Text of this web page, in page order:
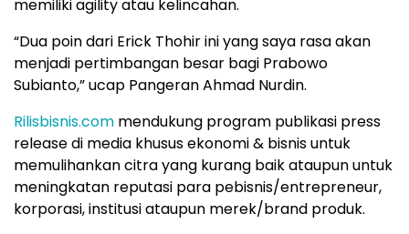
memiliki agility atau kelincahan.
“Dua poin dari Erick Thohir ini yang saya rasa akan
menjadi pertimbangan besar bagi Prabowo
Subianto,” ucap Pangeran Ahmad Nurdin.
Rilisbisnis.com mendukung program publikasi press
release di media khusus ekonomi & bisnis untuk
memulihankan citra yang kurang baik ataupun untuk
meningkatan reputasi para pebisnis/entrepreneur,
korporasi, institusi ataupun merek/brand produk.